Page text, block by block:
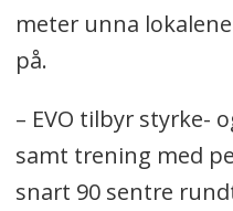
meter unna
på.
– EVO tilbyr styrke-
samt trening med
snart 90 sentre